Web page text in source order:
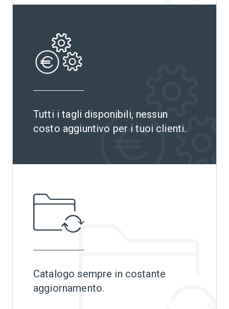
Tutti i tagli disponibili, nessun
costo aggiuntivo per i tuoi clienti.
Catalogo sempre in costante
aggiornamento.